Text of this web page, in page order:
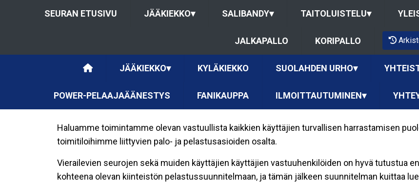
SEURAN ETUSIVU JÄÄKIEKKO▾ SALIBANDY▾ TAITOLUISTELU▾
JALKAPALLO KORIPALLO
JÄÄKIEKKO▾ KYLÄKIEKKO SUOLAHDEN URHO▾
POWER-PELAAJAÄÄNESTYS FANIKAUPPA ILMOITTAUTUMINEN▾
Haluamme toimintamme olevan vastuullista kaikkien käyttäjien turvallisen harrastamisen
toimitiloihimme liittyvien palo- ja pelastusasioiden osalta.
Vierailevien seurojen sekä muiden käyttäjien käyttäjien vastuuhenkilöiden on hyvä tutustua
kohteena olevan kiinteistön pelastussuunnitelmaan, ja tämän jälkeen suunnitelman kuittaa